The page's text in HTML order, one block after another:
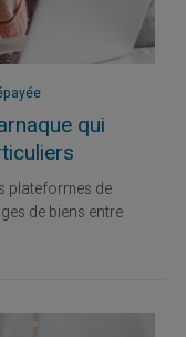
qui
plateformes de
de biens entre